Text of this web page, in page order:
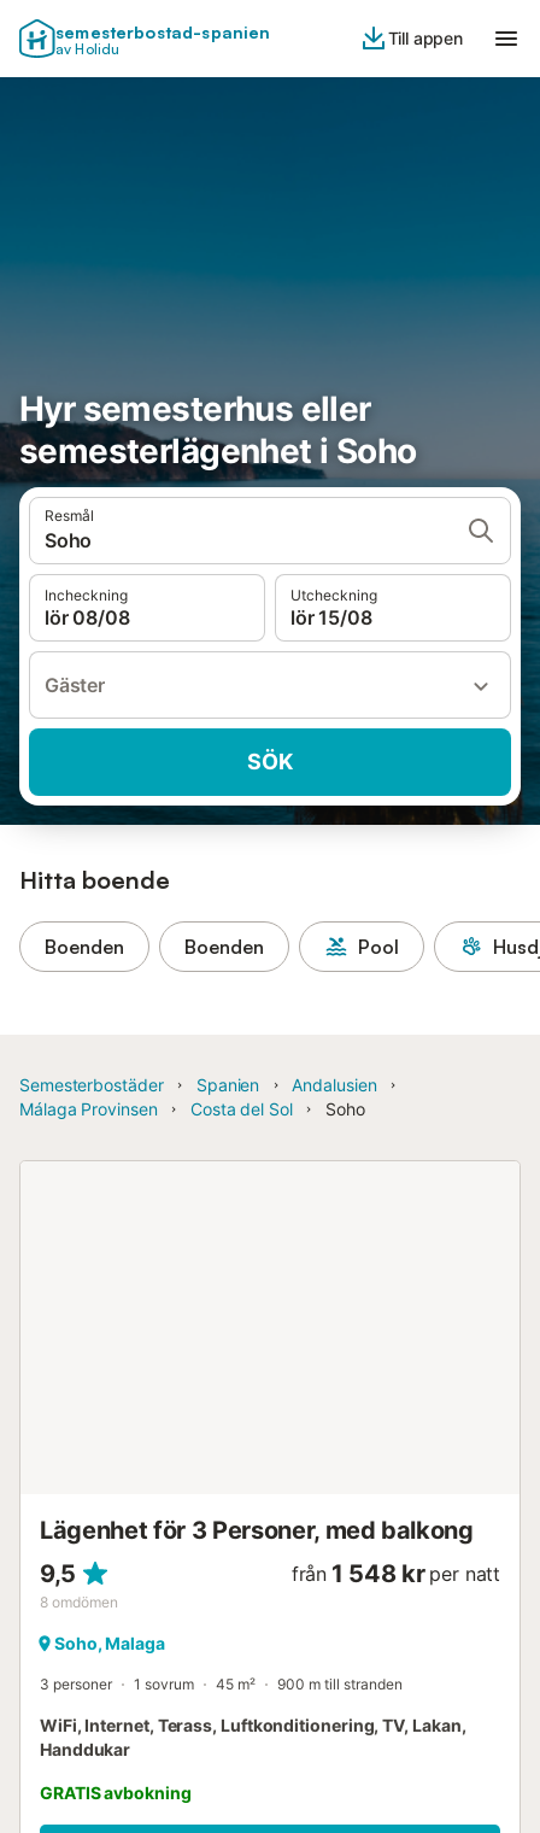
semesterbostad-spanien
av Holidu
Till appen
Hyr semesterhus eller
semesterlägenhet i Soho
Resmål
Soho
Incheckning
lör 08/08
Utcheckning
lör 15/08
Gäster
SÖK
Hitta boende
Boenden Boenden Pool
Semesterbostäder Spanien
Andalusien
Málaga Provinsen
Costa del Sol Soho
Lägenhet för 3 Personer, med balkong
9,5
8 omdömen
från 1 548 kr per natt
Soho, Malaga
3 personer 1 sovrum 45 m² 900 m till stranden
WiFi, Internet, Terass, Luftkonditionering, TV, Lakan,
Handdukar
GRATIS avbokning